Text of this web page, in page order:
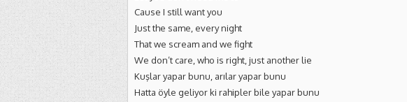
Cause I still want you
Just the same, every night
That we scream and we fight
We don’t care, who is right, just another lie
Kuşlar yapar bunu, arılar yapar bunu
Hatta öyle geliyor ki rahipler bile yapar bunu